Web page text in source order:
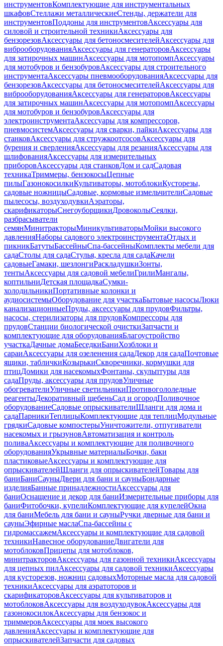
инструментовКомплектующие для инструментальных
шкафовСтеллажи металлическиеСтенды, держатели для
инструментовПоддоны для инструментовАксессуары для
силовой и строительной техникиАксессуары для
бензорезовАксессуары для бетоносмесителейАксессуары для
виброоборудованияАксессуары для генераторовАксессуары
для затирочных машинАксессуары для мотопомпАксессуары
для мотобуров и бензобуровАксессуары для строительного
инструментаАксессуары пневмооборудованияАксессуары для
бензорезовАксессуары для бетоносмесителейАксессуары для
виброоборудованияАксессуары для генераторовАксессуары
для затирочных машинАксессуары для мотопомпАксессуары
для мотобуров и бензобуровАксессуары для
электроинструментаАксессуары для компрессоров,
пневмосистемАксессуары для сварки, пайкиАксессуары для
станковАксессуары для стружкоотсосовАксессуары для
бурения и сверленияАксессуары для резанияАксессуары для
шлифованияАксессуары для измерительных
приборовАксессуары для станковДом и садСадовая
техникаТриммеры, бензокосыЦепные
пилыГазонокосилкиКультиваторы, мотоблокиКусторезы,
садовые ножницыСадовые, кормовые измельчителиСадовые
пылесосы, воздуходувкиАэраторы,
скарификаторыСнегоуборщикиДровоколыСеялки,
разбрасыватели
семянМинитракторыМиникультиваторыМойки высокого
давленияНаборы садового электроинструментаОтдых и
пикникБатутыБассейныСпа-бассейныКомплекты мебели для
садаСтолы для садаСтулья, кресла для садаКачели
садовыеГамаки, шезлонгиРаскладушкиЗонты,
тентыАксессуары для садовой мебелиГрилиМангалы,
коптильниДетская площадкаСумки-
холодильникиПортативные колонки и
аудиосистемыОборудование для участкаБытовые насосыЛюки
канализационныеПруды, аксессуары для прудовФильтры,
насосы, стерилизаторы для прудовКомпрессоры для
прудовСтанции биологической очисткиЗапчасти и
комплектующие для оборудованияБлагоустройство
участкаДачные домаБеседкиБаниХозблоки и
сараиАксессуары для озеленения садаДекор для садаПочтовые
ящики, табличкиКозырькиСкворечники, кормушки для
птицДомики для насекомыхФонтаны, скульптуры для
садаПруды, аксессуары для прудовУличные
обогревателиУличные светильникиПротивогололедные
реагентыДекоративный щебеньСад и огородПоливочное
оборудованиеСадовые опрыскивателиШланги для дома и
садаПарникиТеплицыКомплектующие для теплицМодульные
грядкиСадовые компостерыУничтожители, отпугиватели
насекомых и грызуновАвтоматизация и контроль
поливаАксессуары и комплектующие для поливочного
оборудованияУкрывные материалыБочки, баки
пластиковыеАксессуары и комплектующие для
опрыскивателейШланги для опрыскивателейТовары для
баниБаниСауныДвери для бани и сауныБондарные
изделияБанные принадлежностиАксессуары для
баниОснащение и декор для баниИзмерительные приборы для
баниФитобочки, купелиКомплектующие для купелейОкна
для баниМебель для бани и сауныРучки дверные для бани и
сауныЭфирные маслаСпа-бассейны с
гидромассажемАксессуары и комплектующие для садовой
техникиНавесное оборудованиеДвигатели для
мотоблоковПрицепы для мотоблоков,
минитракторовАксессуары для газонной техникиАксессуары
для цепных пилАксессуары для садовой техникиАксессуары
для кусторезов, ножниц садовыхМоторные масла для садовой
техникиАксессуары для аэратоторов и
скарификаторовАксессуары для культиваторов и
мотоблоковАксессуары для воздуходувокАксессуары для
газонокосилокАксессуары для бензокос и
триммеровАксессуары для моек высокого
давленияАксессуары и комплектующие для
опрыскивателейЗапчасти для садовых